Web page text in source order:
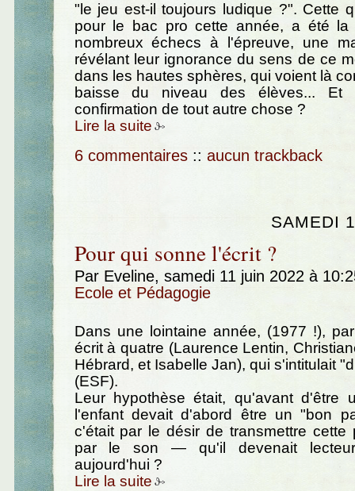
"le jeu est-il toujours ludique ?". Cette
pour le bac pro cette année, a été la
nombreux échecs à l'épreuve, une
révélant leur ignorance du sens de ce
dans les hautes sphères, qui voient là
baisse du niveau des élèves... Et
confirmation de tout autre chose ?
Lire la suite
6 commentaires :: aucun trackback
SAMEDI
Pour qui sonne l'écrit ?
Par Eveline, samedi 11 juin 2022 à
Ecole et Pédagogie
Dans une lointaine année, (1977 !),
écrit à quatre (Laurence Lentin,
Hébrard, et Isabelle Jan), qui s'intitulait
(ESF).
Leur hypothèse était, qu'avant d'être
l'enfant devait d'abord être un "bon
c'était par le désir de transmettre
par le son — qu'il devenait
aujourd'hui ?
Lire la suite